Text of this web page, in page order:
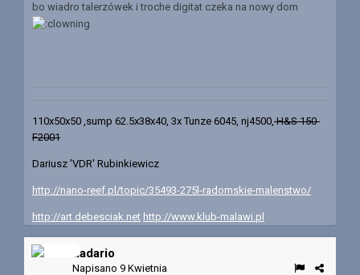
bo wiadro talerzówek i troche digitat czeka na nowy dom
110x50x50 ,sump 62.5x38x40, 3x Tunze 6045, nj4500, H&S 150-
F2001
Dariusz 'VDR' Rubinkiewicz
http://nano-reef.pl/topic/35493-275l-radomskie-malenstwo/
http://art.debesciak.net http://www.klub-malawi.pl
dadario
Napisano 9 Kwietnia